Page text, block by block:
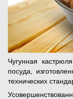
Чугунная
посуда,
технических